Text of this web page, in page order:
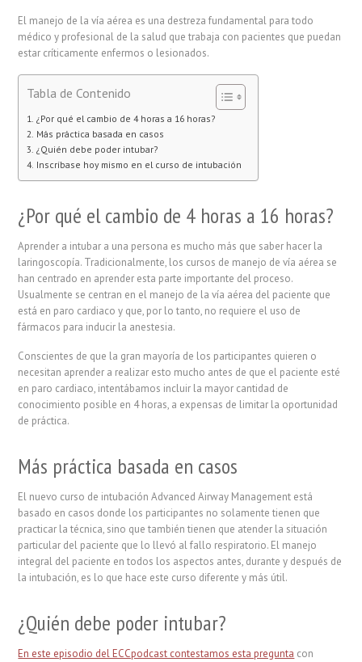
El manejo de la vía aérea es una destreza fundamental para todo
médico y profesional de la salud que trabaja con pacientes que puedan
estar críticamente enfermos o lesionados.
Tabla de Contenido
¿Por qué el cambio de 4 horas a 16 horas?
Más práctica basada en casos
¿Quién debe poder intubar?
Inscríbase hoy mismo en el curso de intubación
¿Por qué el cambio de 4 horas a 16 horas?
Aprender a intubar a una persona es mucho más que saber hacer la
laringoscopía. Tradicionalmente, los cursos de manejo de vía aérea se
han centrado en aprender esta parte importante del proceso.
Usualmente se centran en el manejo de la vía aérea del paciente que
está en paro cardiaco y que, por lo tanto, no requiere el uso de
fármacos para inducir la anestesia.
Conscientes de que la gran mayoría de los participantes quieren o
necesitan aprender a realizar esto mucho antes de que el paciente esté
en paro cardiaco, intentábamos incluir la mayor cantidad de
conocimiento posible en 4 horas, a expensas de limitar la oportunidad
de práctica.
Más práctica basada en casos
El nuevo curso de intubación Advanced Airway Management está
basado en casos donde los participantes no solamente tienen que
practicar la técnica, sino que también tienen que atender la situación
particular del paciente que lo llevó al fallo respiratorio. El manejo
integral del paciente en todos los aspectos antes, durante y después de
la intubación, es lo que hace este curso diferente y más útil.
¿Quién debe poder intubar?
En este episodio del ECCpodcast contestamos esta pregunta con